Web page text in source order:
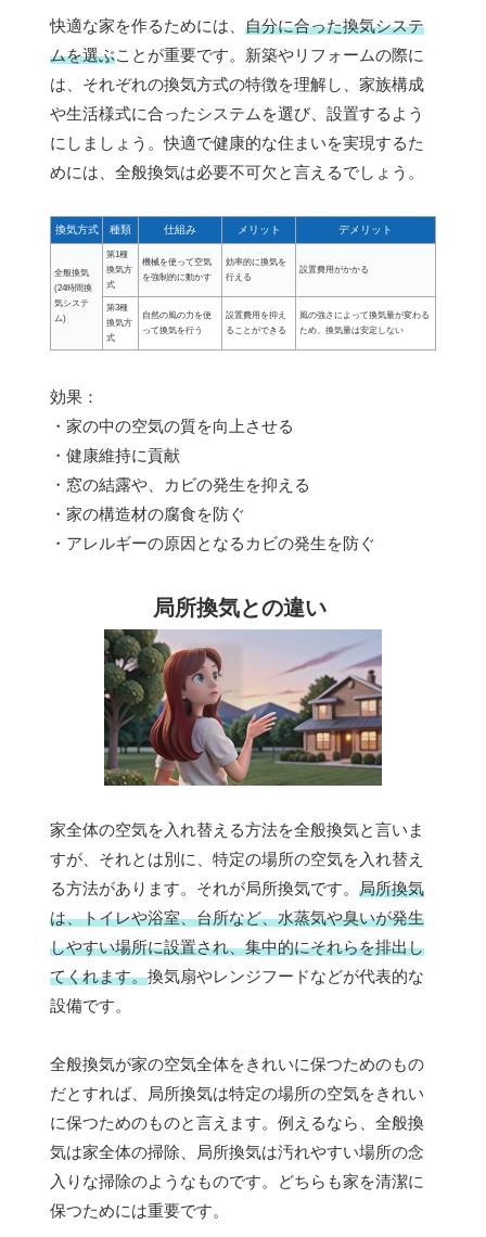
快適な家を作るためには、 自分に合った換気システ
ムを選ぶことが重要です。新築やリフォームの際に
は、それぞれの換気方式の特徴を理解し、家族構成
や生活様式に合ったシステムを選び、設置するよう
にしましょう。快適で健康的な住まいを実現するた
めには、全般換気は必要不可欠と言えるでしょう。
換気方式 種類 仕組み メリット デメリット
全般換気
(24時間換
気システ
ム)
第1種
換気方
式
機械を使って空気
を強制的に動かす
効率的に換気を
行える
設置費用がかかる
第3種
換気方
式
自然の風の力を使
って換気を行う
設置費用を抑え
ることができる
風の強さによって換気量が変わる
ため、換気量は安定しない
効果：
・家の中の空気の質を向上させる
・健康維持に貢献
・窓の結露や、カビの発生を抑える
・家の構造材の腐食を防ぐ
・アレルギーの原因となるカビの発生を防ぐ
局所換気との違い
家全体の空気を入れ替える方法を全般換気と言いま
すが、それとは別に、特定の場所の空気を入れ替え
る方法があります。それが局所換気です。 局所換気
は、トイレや浴室、台所など、水蒸気や臭いが発生
しやすい場所に設置され、集中的にそれらを排出し
てくれます。換気扇やレンジフードなどが代表的な
設備です。
全般換気が家の空気全体をきれいに保つためのもの
だとすれば、局所換気は特定の場所の空気をきれい
に保つためのものと言えます。例えるなら、全般換
気は家全体の掃除、局所換気は汚れやすい場所の念
入りな掃除のようなものです。どちらも家を清潔に
保つためには重要です。